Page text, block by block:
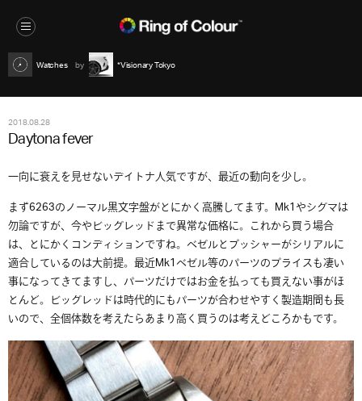
Watches *Visionary Tokyo
2018.08.28
Daytona fever
一向に衰えを見せないデイトナ人気ですが、最近の動向を少し。
まず6263のノーマル黒文字盤がとにかく高騰してます。Mk1やシグマは
勿論ですが、今やビッグレッドまで異常な価格に。これから買う場合
は、とにかくコンディションですね。ベゼルとプッシャーがシリアルに
適合しているのは大前提。最近Mk1ベゼル等のパーツのプライスも凄い
事になってきてますし、パーツだけではお金を払っても買えない事がほ
とんど。ビッグレッドは時代的にもパーツが合わせやすく製造期間も長
いので、全個体数を考えたらあまり高く買うのは考えどころかもです。